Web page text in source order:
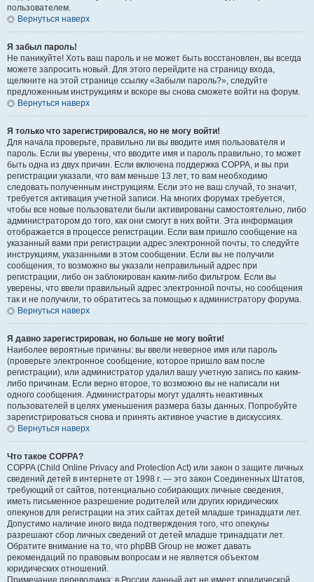
пользователем.
Вернуться наверх
Я забыл пароль!
Не паникуйте! Хоть ваш пароль и не может быть восстановлен, вы всегда
можете запросить новый. Для этого перейдите на страницу входа,
щелкните на этой странице ссылку «Забыли пароль?», следуйте
предложенным инструкциям и вскоре вы снова сможете войти на форум.
Вернуться наверх
Я только что зарегистрировался, но не могу войти!
Для начала проверьте, правильно ли вы вводите имя пользователя и
пароль. Если вы уверены, что вводите имя и пароль правильно, то может
быть одна из двух причин. Если включена поддержка COPPA, и вы при
регистрации указали, что вам меньше 13 лет, то вам необходимо
следовать полученным инструкциям. Если это не ваш случай, то значит,
требуется активация учетной записи. На многих форумах требуется,
чтобы все новые пользователи были активированы самостоятельно, либо
администратором до того, как они смогут в них войти. Эта информация
отображается в процессе регистрации. Если вам пришло сообщение на
указанный вами при регистрации адрес электронной почты, то следуйте
инструкциям, указанными в этом сообщении. Если вы не получили
сообщения, то возможно вы указали неправильный адрес при
регистрации, либо он заблокирован каким-либо фильтром. Если вы
уверены, что ввели правильный адрес электронной почты, но сообщения
так и не получили, то обратитесь за помощью к администратору форума.
Вернуться наверх
Я давно зарегистрирован, но больше не могу войти!
Наиболее вероятные причины: вы ввели неверное имя или пароль
(проверьте электронное сообщение, которое пришло вам после
регистрации), или администратор удалил вашу учетную запись по каким-
либо причинам. Если верно второе, то возможно вы не написали ни
одного сообщения. Администраторы могут удалять неактивных
пользователей в целях уменьшения размера базы данных. Попробуйте
зарегистрироваться снова и принять активное участие в дискуссиях.
Вернуться наверх
Что такое COPPA?
COPPA (Child Online Privacy and Protection Act) или закон о защите личных
сведений детей в интернете от 1998 г. — это закон Соединенных Штатов,
требующий от сайтов, потенциально собирающих личные сведения,
иметь письменное разрешение родителей или других юридических
опекунов для регистрации на этих сайтах детей младше тринадцати лет.
Допустимо наличие иного вида подтверждения того, что опекуны
разрешают сбор личных сведений от детей младше тринадцати лет.
Обратите внимание на то, что phpBB Group не может давать
рекомендаций по правовым вопросам и не является объектом
юридических отношений.
Примечание переводчика: в России данный акт не имеет юридической